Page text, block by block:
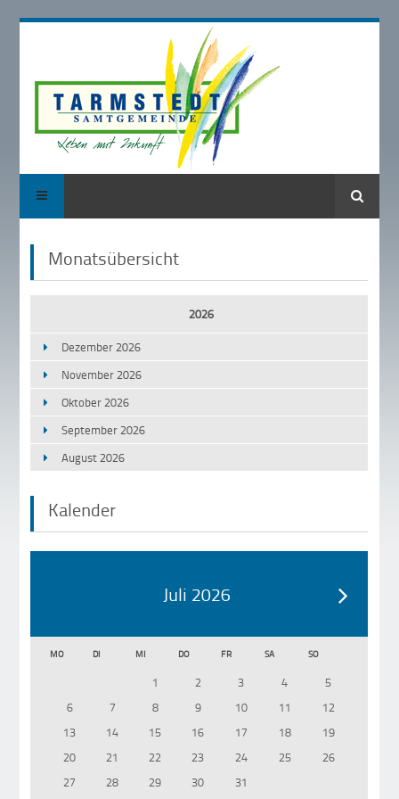
Suche
Monatsübersicht
2026
Dezember 2026
November 2026
Oktober 2026
September 2026
August 2026
Kalender
Juli 2026
MO DI MI DO FR SA SO
1 2 3 4
5
6
7 8 9 10 11
12
13
14 15 16 17 18
19
20
21 22 23 24 25
26
27
28 29 30 31